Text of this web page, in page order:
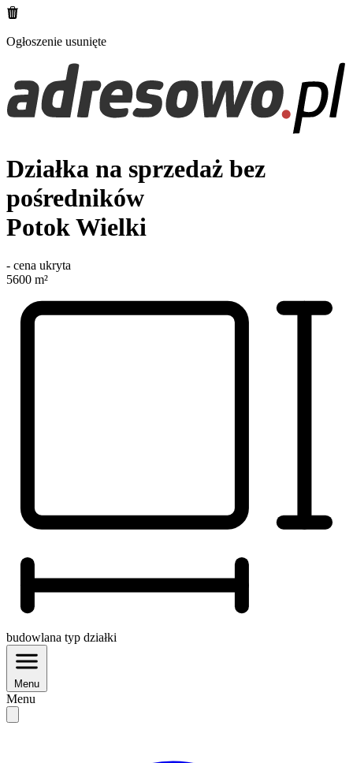
Ogłoszenie usunięte
Działka na sprzedaż bez
pośredników
Potok Wielki
- cena ukryta
5600 m²
budowlana typ działki
Menu
Menu